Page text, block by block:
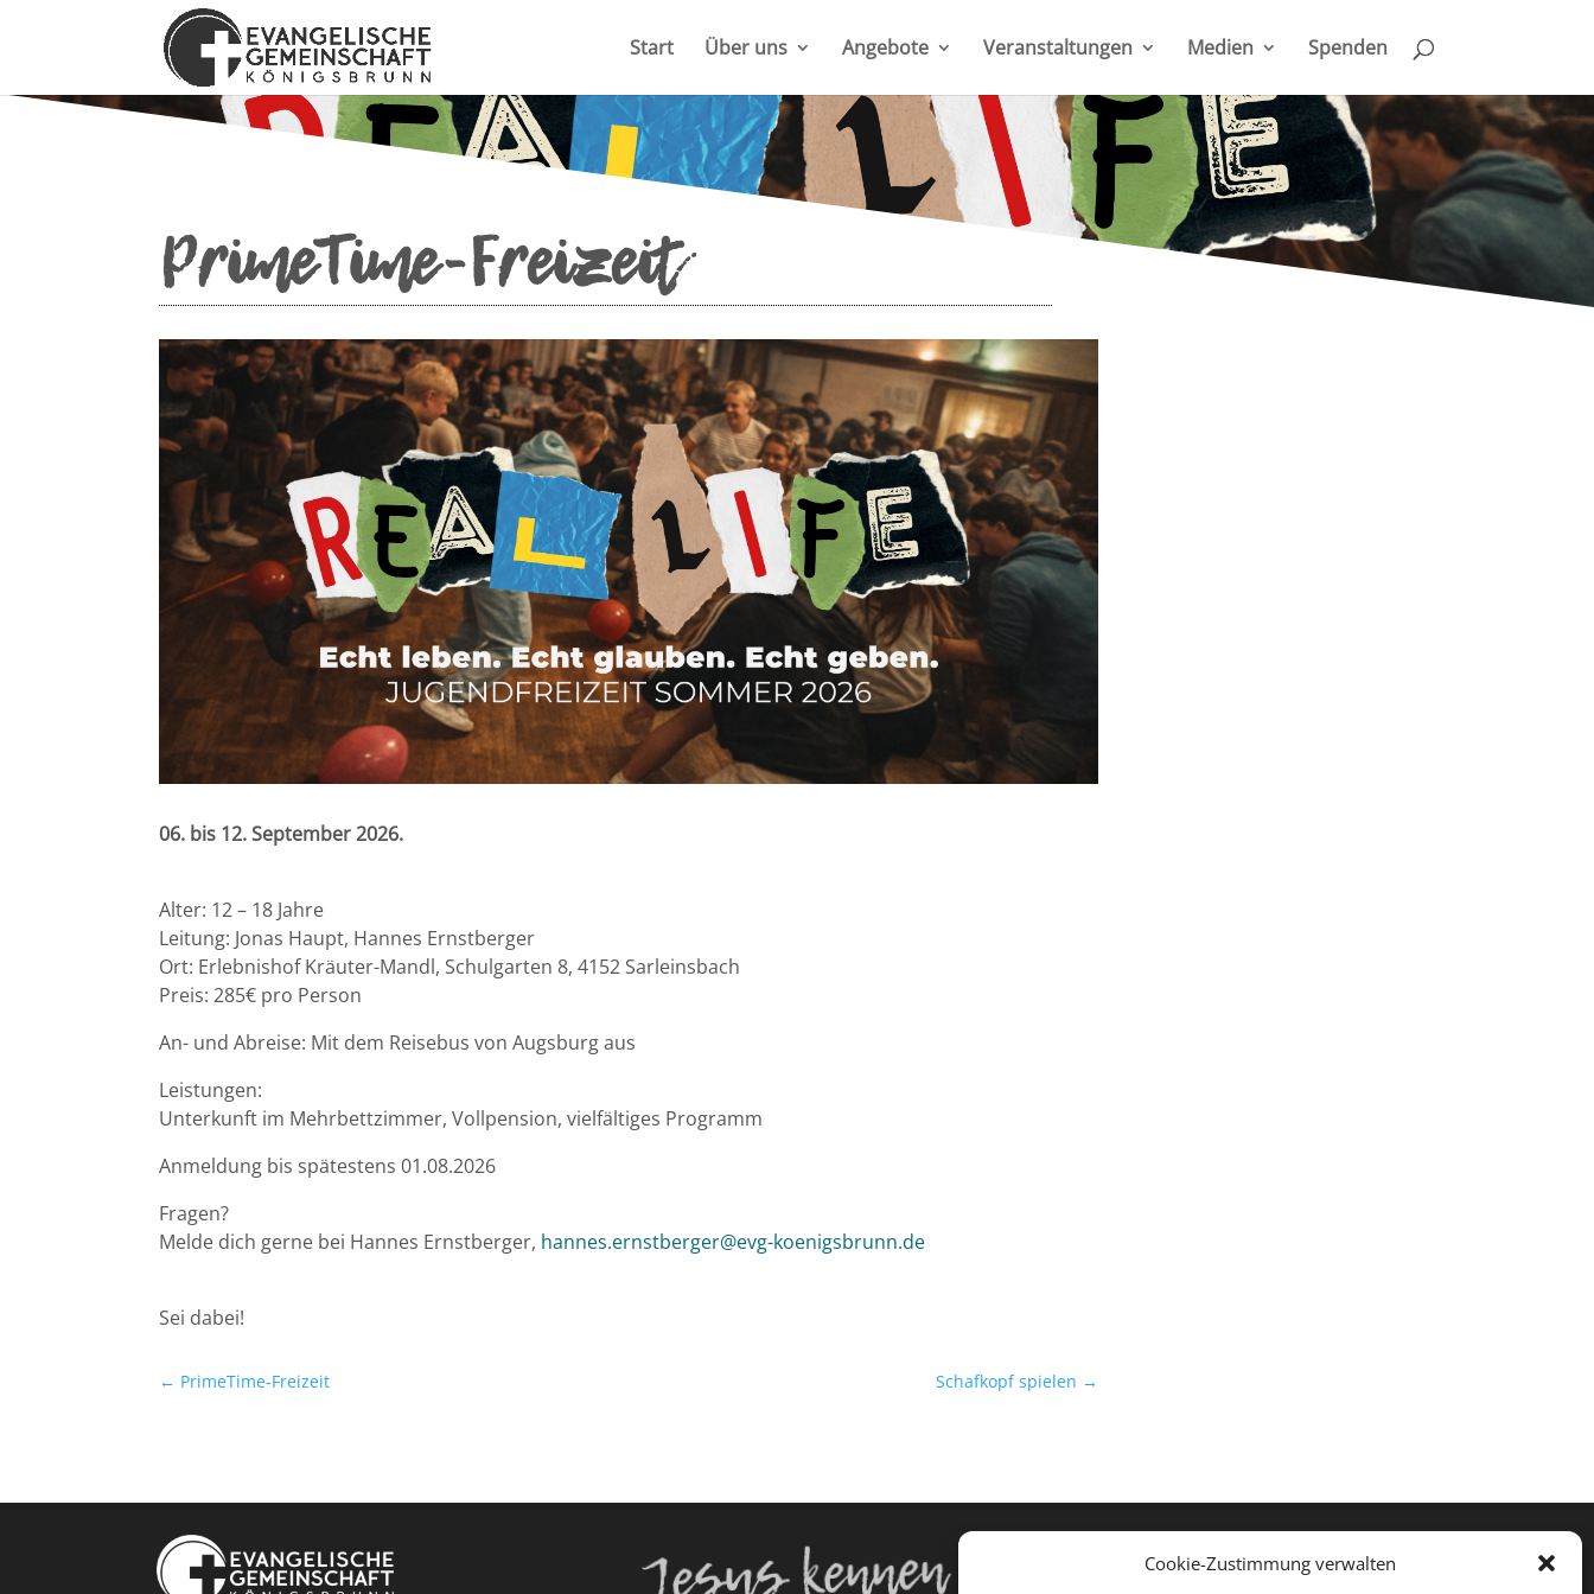
Cookie-Zustimmung verwalten
Start Über uns Angebote Veranstaltungen Medien Spenden
PrimeTime-Freizeit
06. bis 12. September 2026.
Alter: 12 – 18 Jahre
Leitung: Jonas Haupt, Hannes Ernstberger
Ort: Erlebnishof Kräuter-Mandl, Schulgarten 8, 4152 Sarleinsbach
Preis: 285€ pro Person
An- und Abreise: Mit dem Reisebus von Augsburg aus
Leistungen:
Unterkunft im Mehrbettzimmer, Vollpension, vielfältiges Programm
Anmeldung bis spätestens 01.08.2026
Fragen?
Melde dich gerne bei Hannes Ernstberger, hannes.ernstberger@evg-koenigsbrunn.de
Sei dabei!
← PrimeTime-Freizeit Schafkopf spielen →
Jesus kennen 